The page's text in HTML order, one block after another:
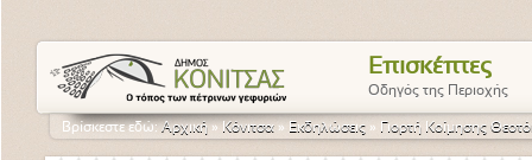
Επισκέπτες
Οδηγός της Περιοχής
Βρίσκεστε εδώ:Αρχική » Κόνιτσα » Εκδηλώσεις » Γιορτή Κοίμησης